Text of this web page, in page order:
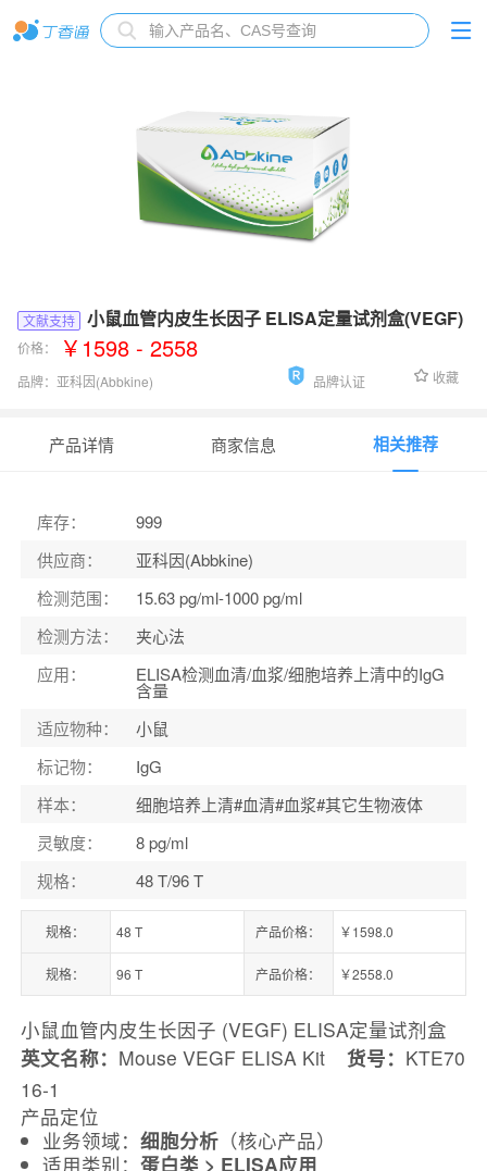
文献支持 小鼠血管内皮生长因子 ELISA定量试剂盒(VEGF)
价格： ￥1598 - 2558
品牌： 亚科因(Abbkine) 品牌认证
灵敏度：8 pg/ml
收藏
产品详情 商家信息 相关推荐
库存：
999
供应商：
亚科因(Abbkine)
检测范围：
15.63 pg/ml-1000 pg/ml
检测方法：
夹心法
应用： ELISA检测血清/血浆/细胞培养上清中的IgG
含量
适应物种：
小鼠
标记物：
IgG
样本：
细胞培养上清#血清#血浆#其它生物液体
灵敏度：
8 pg/ml
规格： 48 T/96 T
规格： 48 T 产品价格： ￥1598.0
规格： 96 T 产品价格： ￥2558.0
小鼠血管内皮生长因子 (VEGF) ELISA定量试剂盒
英文名称： Mouse VEGF ELISA Kit 货号： KTE70
16-1
产品定位
业务领域： 细胞分析（核心产品）
适用类别： 蛋白类 > ELISA应用